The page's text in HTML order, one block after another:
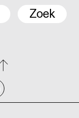
Zoek